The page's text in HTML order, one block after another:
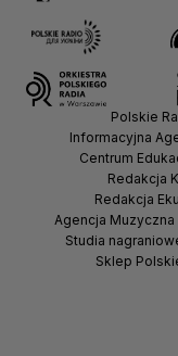
Polskie
Informacyjna
Centrum
Redakcja
Redakcja
Agencja
Studia
Sklep